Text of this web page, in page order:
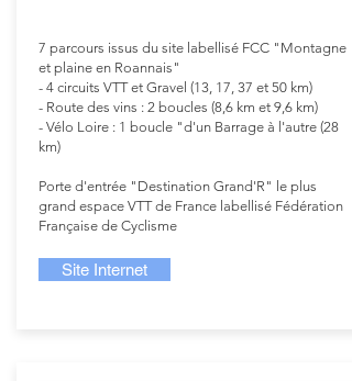
7 parcours issus du site labellisé FCC "Montagne
et plaine en Roannais"
- 4 circuits VTT et Gravel (13, 17, 37 et 50 km)
- Route des vins : 2 boucles (8,6 km et 9,6 km)
- Vélo Loire : 1 boucle "d'un Barrage à l'autre (28
km)
Porte d'entrée "Destination Grand'R" le plus
grand espace VTT de France labellisé Fédération
Française de Cyclisme
Site Internet